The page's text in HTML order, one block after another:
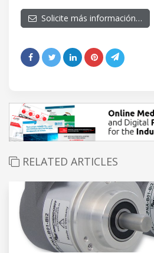
Solicite más información…
RELATED ARTICLES